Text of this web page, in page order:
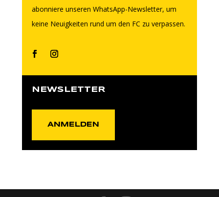
abonniere unseren WhatsApp-Newsletter, um
keine Neuigkeiten rund um den FC zu verpassen.
NEWSLETTER
ANMELDEN